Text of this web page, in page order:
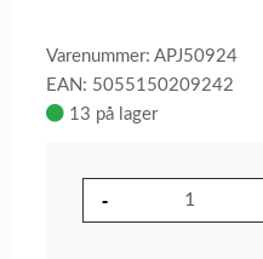
Varenummer: APJ50924
EAN: 5055150209242
13 på lager